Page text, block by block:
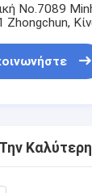
No.7089
Zhongchun,
Καλύτερη